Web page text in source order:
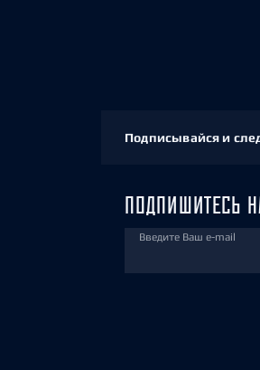
Подписывайся и
ПОДПИШИТЕСЬ
Введите Ваш e-mail